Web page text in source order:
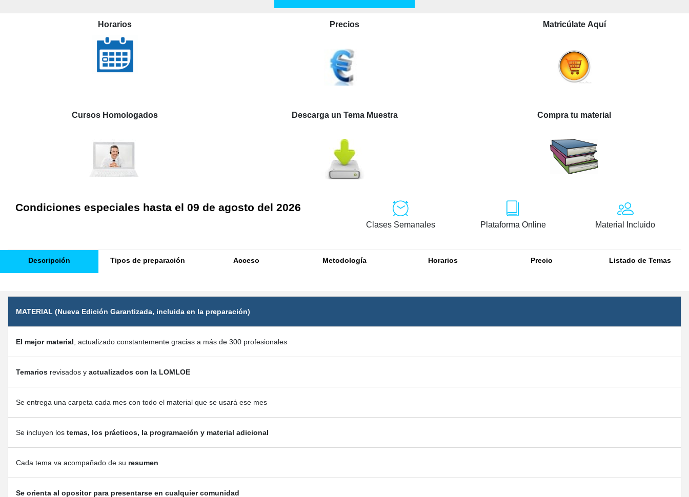
Horarios Precios Matricúlate Aquí
Cursos Homologados Descarga un Tema Muestra Compra tu material
Condiciones especiales hasta el 09 de agosto del 2026
Clases Semanales Plataforma Online Material Incluido
Descripción Tipos de preparación Acceso Metodología Horarios Precio Listado de Temas
MATERIAL (Nueva Edición Garantizada, incluida en la preparación)
El mejor material , actualizado constantemente gracias a más de 300 profesionales
Temarios revisados y actualizados con la LOMLOE
Se entrega una carpeta cada mes con todo el material que se usará ese mes
Se incluyen los temas, los prácticos, la programación y material adicional
Cada tema va acompañado de su resumen
Se orienta al opositor para presentarse en cualquier comunidad